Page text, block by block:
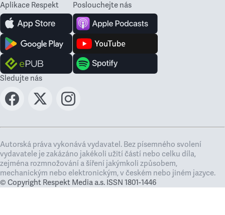
Aplikace Respekt Poslouchejte nás
Sledujte nás
Autorská práva vykonává vydavatel. Bez písemného svolení
vydavatele je zakázáno jakékoli užití částí nebo celku díla,
zejména rozmnožování a šíření jakýmkoli způsobem,
mechanickým nebo elektronickým, v českém nebo jiném jazyce.
© Copyright Respekt Media a.s. ISSN 1801-1446